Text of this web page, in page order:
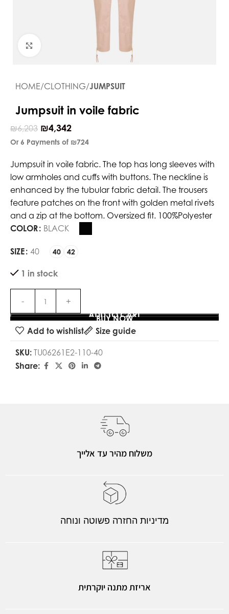
HOME CLOTHING JUMPSUIT
Jumpsuit in voile fabric
₪6,203 ₪4,342
Or 6 Payments of ₪724
Jumpsuit in voile fabric. The top has long sleeves with
low armholes and cuffs with buttons. The neckline is
enhanced by the tubular fabric detail. The trousers
feature patches on the front with golden metal rivets
and a zip at the bottom. Oversized fit. 100%Polyester
COLOR BLACK
SIZE 40 40 42
1 in stock
ADD TO CART
BUY NOW
Add to wishlist
Size guide
SKU: TU06261E2-110-40
Share:
משלוח מהיר עד אלייך
מדיניות החזרה פשוטה ונוחה
אריזת מתנה יוקרתית